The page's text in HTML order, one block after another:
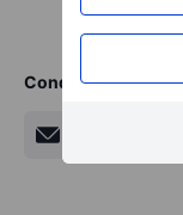
Condividi